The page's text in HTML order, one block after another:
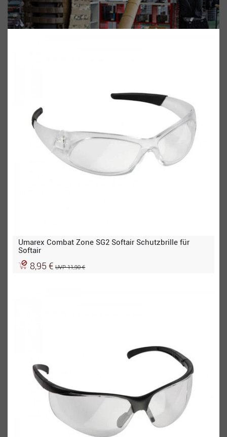
Umarex Combat Zone SG2 Softair Schutzbrille für
Softair
8,95 €UVP 11,90 €